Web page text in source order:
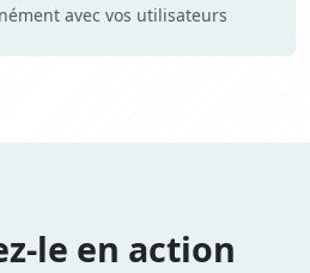
avec vos utilisateurs
le en action